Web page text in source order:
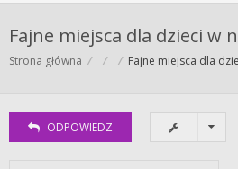
Fajne miejsca dla dzieci w
Strona główna Fajne miejsca dla
ODPOWIEDZ